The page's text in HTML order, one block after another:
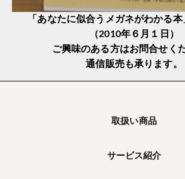
「あなたに似合うメガネがわかる
（2010年６月１日）
ご興味のある方はお問合せく
通信販売も承ります。
取扱い商品
サービス紹介